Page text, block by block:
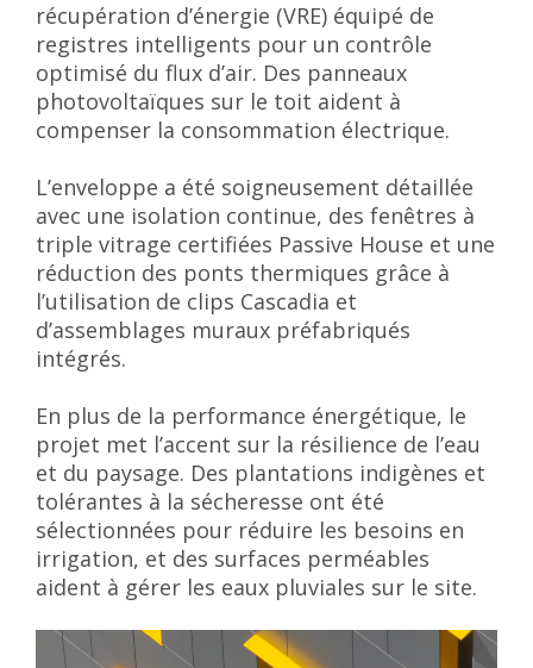
récupération d’énergie (VRE) équipé de
registres intelligents pour un contrôle
optimisé du flux d’air. Des panneaux
photovoltaïques sur le toit aident à
compenser la consommation électrique.
L’enveloppe a été soigneusement détaillée
avec une isolation continue, des fenêtres à
triple vitrage certifiées Passive House et une
réduction des ponts thermiques grâce à
l’utilisation de clips Cascadia et
d’assemblages muraux préfabriqués
intégrés.
En plus de la performance énergétique, le
projet met l’accent sur la résilience de l’eau
et du paysage. Des plantations indigènes et
tolérantes à la sécheresse ont été
sélectionnées pour réduire les besoins en
irrigation, et des surfaces perméables
aident à gérer les eaux pluviales sur le site.